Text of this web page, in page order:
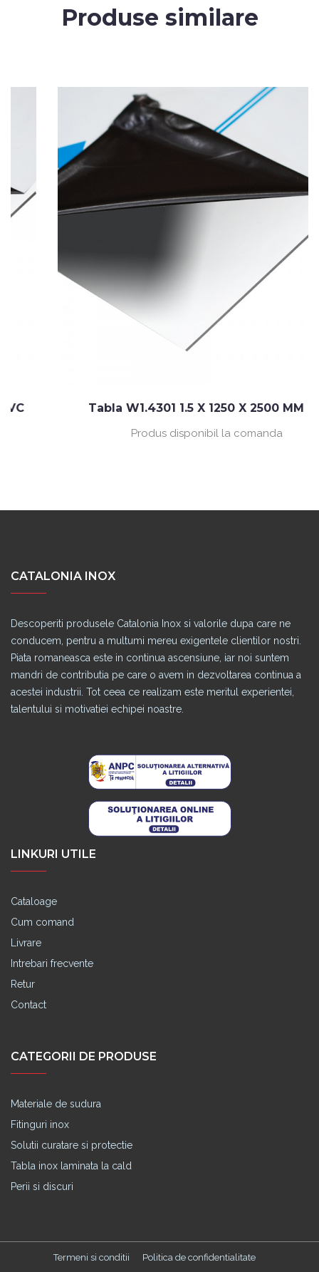
Produse similare
Tabla W1.4301 1.5 X 1250 X 2500 MM BA
Produs disponibil la comanda
CATALONIA INOX
Descoperiti produsele Catalonia Inox si valorile dupa care ne
conducem, pentru a multumi mereu exigentele clientilor nostri.
Piata romaneasca este in continua ascensiune, iar noi suntem
mandri de contributia pe care o avem in dezvoltarea continua a
acestei industrii. Tot ceea ce realizam este meritul experientei,
talentului si motivatiei echipei noastre.
LINKURI UTILE
Cataloage
Cum comand
Livrare
Intrebari frecvente
Retur
Contact
CATEGORII DE PRODUSE
Materiale de sudura
Fitinguri inox
Solutii curatare si protectie
Tabla inox laminata la cald
Perii si discuri
Termeni si conditii Politica de confidentialitate